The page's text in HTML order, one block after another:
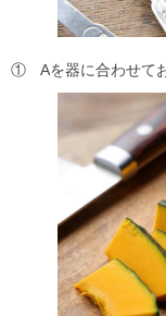
① Aを器に合わせてお